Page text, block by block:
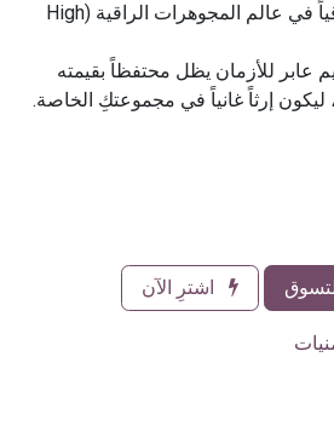
هو التوليفة الأكثر رقياً في عالم المجوهرات الراقية (High
عابر للأزمان يظل محتفظاً بقيمته
ليكون إرثاً غانياً في مجموعتكِ الخاصة.
اشترِ الآن